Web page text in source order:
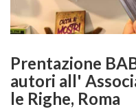
Prentazione
autori all'
le Righe, Roma